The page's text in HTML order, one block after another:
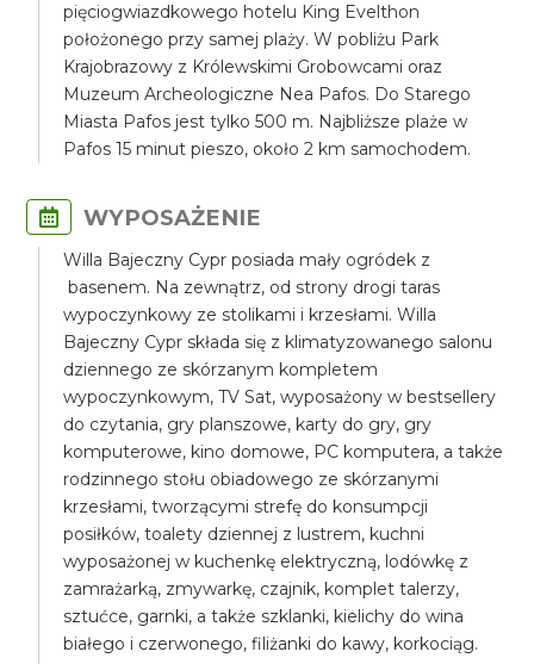
pięciogwiazdkowego hotelu King Evelthon
położonego przy samej plaży. W pobliżu Park
Krajobrazowy z Królewskimi Grobowcami oraz
Muzeum Archeologiczne Nea Pafos. Do Starego
Miasta Pafos jest tylko 500 m. Najbliższe plaże w
Pafos 15 minut pieszo, około 2 km samochodem.
WYPOSAŻENIE
Willa Bajeczny Cypr posiada mały ogródek z
basenem. Na zewnątrz, od strony drogi taras
wypoczynkowy ze stolikami i krzesłami. Willa
Bajeczny Cypr składa się z klimatyzowanego salonu
dziennego ze skórzanym kompletem
wypoczynkowym, TV Sat, wyposażony w bestsellery
do czytania, gry planszowe, karty do gry, gry
komputerowe, kino domowe, PC komputera, a także
rodzinnego stołu obiadowego ze skórzanymi
krzesłami, tworzącymi strefę do konsumpcji
posiłków, toalety dziennej z lustrem, kuchni
wyposażonej w kuchenkę elektryczną, lodówkę z
zamrażarką, zmywarkę, czajnik, komplet talerzy,
sztućce, garnki, a także szklanki, kielichy do wina
białego i czerwonego, filiżanki do kawy, korkociąg.